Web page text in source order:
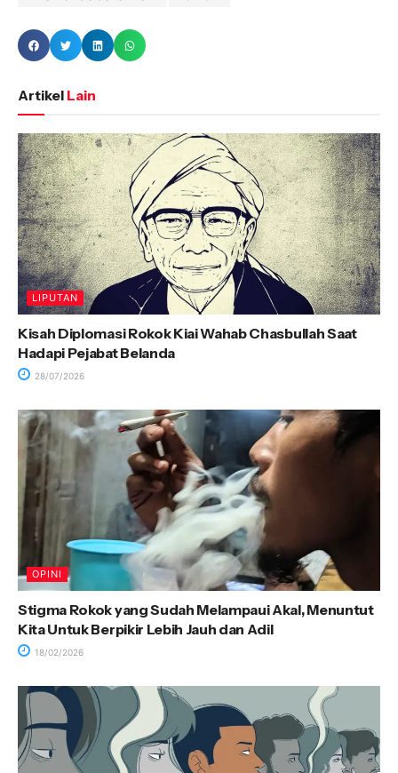
Artikel Lain
LIPUTAN
Kisah Diplomasi Rokok Kiai Wahab Chasbullah Saat
Hadapi Pejabat Belanda
28/07/2026
OPINI
Stigma Rokok yang Sudah Melampaui Akal, Menuntut
Kita Untuk Berpikir Lebih Jauh dan Adil
18/02/2026